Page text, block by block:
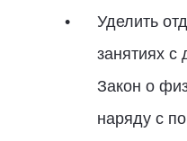
Уделить
занятиях
Закон о
наряду с